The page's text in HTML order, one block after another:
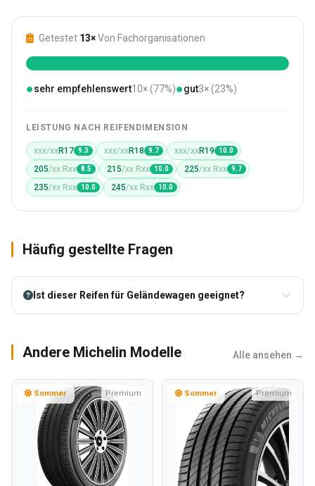
Getestet 13×Von Fachorganisationen
●sehr empfehlenswert10× (77%)●gut3× (23%)
LEISTUNG NACH REIFENDIMENSION
xxx/xxR17 9.3 xxx/xxR18 9.7 xxx/xxR19 10.0
205/xx Rxx 8.5 215/xx Rxx 10.0 225/xx Rxx 9.7
235/xx Rxx 10.0 245/xx Rxx 10.0
Häufig gestellte Fragen
Ist dieser Reifen für Geländewagen geeignet?
Andere Michelin Modelle Alle ansehen →
Sommer Premium Sommer Premium